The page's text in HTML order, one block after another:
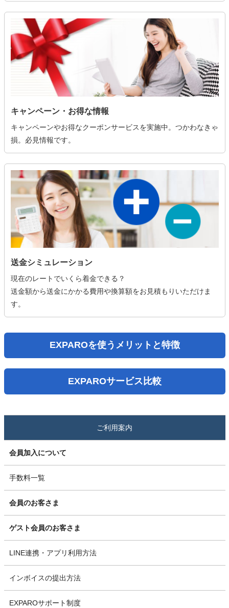
キャンペーン・お得な情報
キャンペーンやお得なクーポンサービスを実施中。つかわなきゃ
損。必見情報です。
送金シミュレーション
現在のレートでいくら着金できる？
送金額から送金にかかる費用や換算額をお見積もりいただけま
す。
EXPAROを使うメリットと特徴
EXPAROサービス比較
ご利用案内
会員加入について
手数料一覧
会員のお客さま
ゲスト会員のお客さま
LINE連携・アプリ利用方法
インボイスの提出方法
EXPAROサポート制度